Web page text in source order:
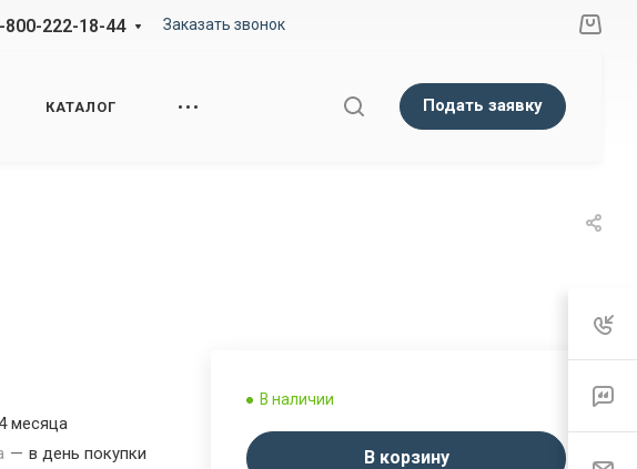
800-222-18-44 Заказать звонок
КАТАЛОГ Подать заявку
В наличии
В корзину
месяца
— в день покупки